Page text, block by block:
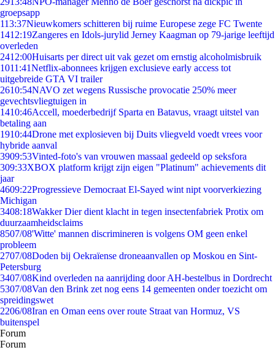
groepsapp
113:37Nieuwkomers schitteren bij ruime Europese zege FC Twente
1412:19Zangeres en Idols-jurylid Jerney Kaagman op 79-jarige leeftijd
overleden
2412:00Huisarts per direct uit vak gezet om ernstig alcoholmisbruik
1011:41Netflix-abonnees krijgen exclusieve early access tot
uitgebreide GTA VI trailer
2610:54NAVO zet wegens Russische provocatie 250% meer
gevechtsvliegtuigen in
1410:46Accell, moederbedrijf Sparta en Batavus, vraagt uitstel van
betaling aan
1910:44Drone met explosieven bij Duits vliegveld voedt vrees voor
hybride aanval
3909:53Vinted-foto's van vrouwen massaal gedeeld op seksfora
309:33XBOX platform krijgt zijn eigen "Platinum" achievements dit
jaar
4609:22Progressieve Democraat El-Sayed wint nipt voorverkiezing
Michigan
3408:18Wakker Dier dient klacht in tegen insectenfabriek Protix om
duurzaamheidsclaims
8507/08'Witte' mannen discrimineren is volgens OM geen enkel
probleem
2707/08Doden bij Oekraïense droneaanvallen op Moskou en Sint-
Petersburg
3407/08Kind overleden na aanrijding door AH-bestelbus in Dordrecht
5307/08Van den Brink zet nog eens 14 gemeenten onder toezicht om
spreidingswet
2206/08Iran en Oman eens over route Straat van Hormuz, VS
buitenspel
Forum
Forum